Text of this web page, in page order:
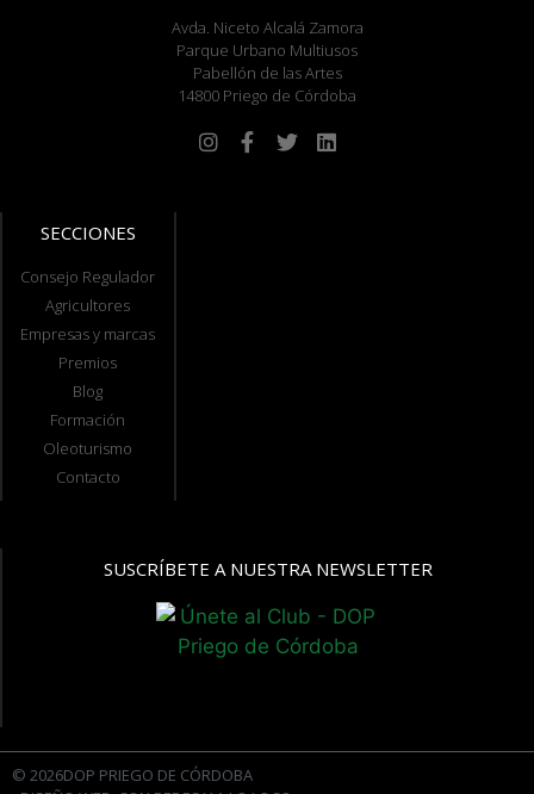
Avda. Niceto Alcalá Zamora
Parque Urbano Multiusos
Pabellón de las Artes
14800 Priego de Córdoba
SECCIONES
Consejo Regulador
Agricultores
Empresas y marcas
Premios
Blog
Formación
Oleoturismo
Contacto
SUSCRÍBETE A NUESTRA NEWSLETTER
© 2026DOP PRIEGO DE CÓRDOBA